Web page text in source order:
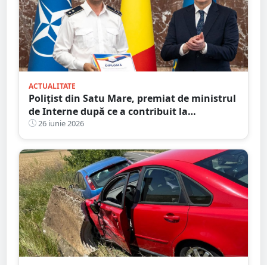
ACTUALITATE
Polițist din Satu Mare, premiat de ministrul
de Interne după ce a contribuit la
destructurarea unei rețele de contrabandă
26 iunie 2026